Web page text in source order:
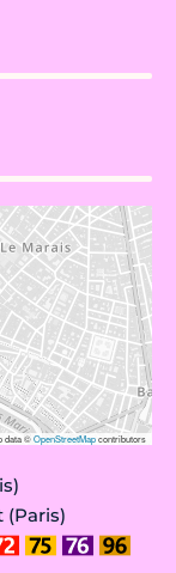
data ©OpenStreetMapcontributors
(Paris)